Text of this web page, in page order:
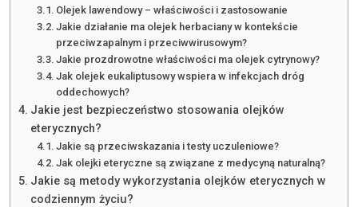
Olejek lawendowy – właściwości i zastosowanie
Jakie działanie ma olejek herbaciany w kontekście
przeciwzapalnym i przeciwwirusowym?
Jakie prozdrowotne właściwości ma olejek cytrynowy?
Jak olejek eukaliptusowy wspiera w infekcjach dróg
oddechowych?
Jakie jest bezpieczeństwo stosowania olejków
eterycznych?
Jakie są przeciwskazania i testy uczuleniowe?
Jak olejki eteryczne są związane z medycyną naturalną?
Jakie są metody wykorzystania olejków eterycznych w
codziennym życiu?